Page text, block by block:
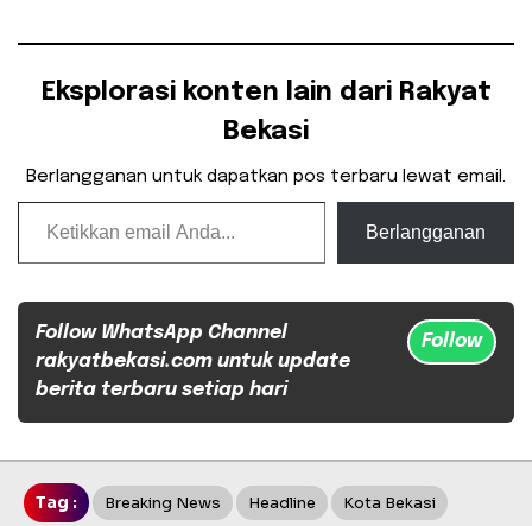
Eksplorasi konten lain dari Rakyat
Bekasi
Berlangganan untuk dapatkan pos terbaru lewat email.
Ketikkan email Anda...
Berlangganan
Follow WhatsApp Channel
rakyatbekasi.com untuk update
berita terbaru setiap hari
Follow
Tag : Breaking News Headline Kota Bekasi